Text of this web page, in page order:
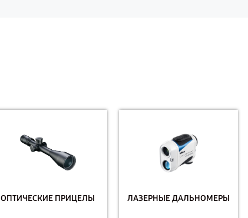
ОПТИЧЕСКИЕ ПРИЦЕЛЫ ЛАЗЕРНЫЕ ДАЛЬНОМЕРЫ